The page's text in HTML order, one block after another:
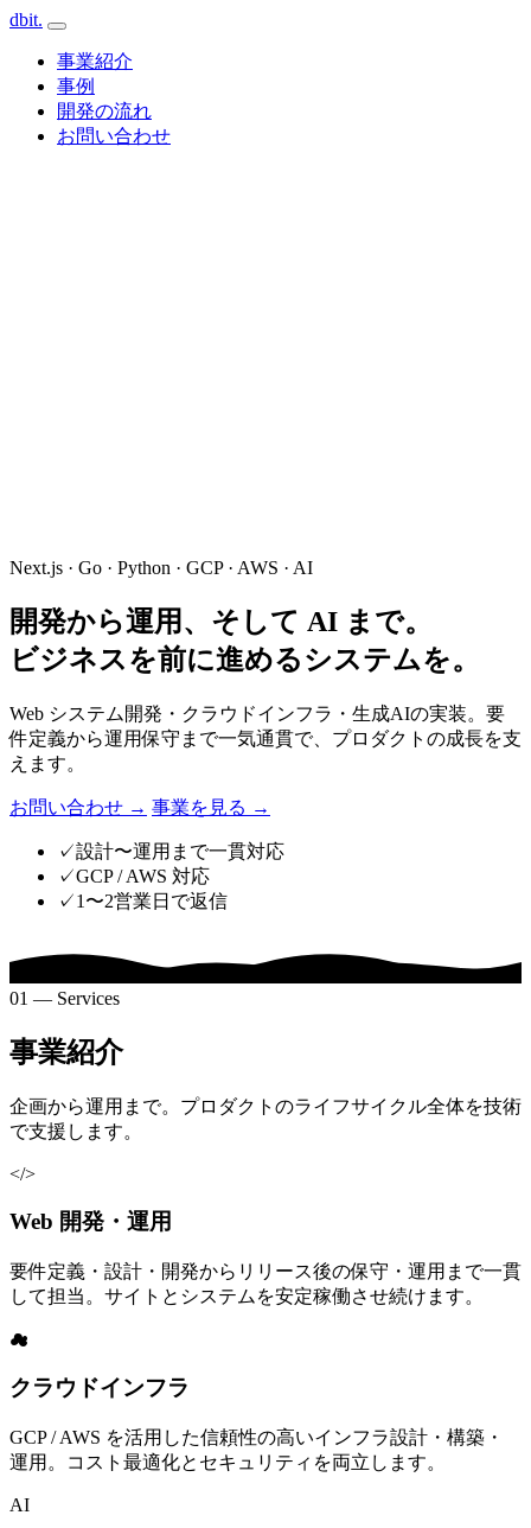
dbit.
事業紹介
事例
開発の流れ
お問い合わせ
Next.js · Go · Python · GCP · AWS · AI
開発から運用、そして AI まで。
ビジネスを前に進めるシステムを。
Web システム開発・クラウドインフラ・生成AIの実装。要
件定義から運用保守まで一気通貫で、プロダクトの成長を支
えます。
お問い合わせ → 事業を見る →
✓設計〜運用まで一貫対応
✓GCP / AWS 対応
✓1〜2営業日で返信
01 — Services
事業紹介
企画から運用まで。プロダクトのライフサイクル全体を技術
で支援します。
</>
Web 開発・運用
要件定義・設計・開発からリリース後の保守・運用まで一貫
して担当。サイトとシステムを安定稼働させ続けます。
☁
クラウドインフラ
GCP / AWS を活用した信頼性の高いインフラ設計・構築・
運用。コスト最適化とセキュリティを両立します。
AI